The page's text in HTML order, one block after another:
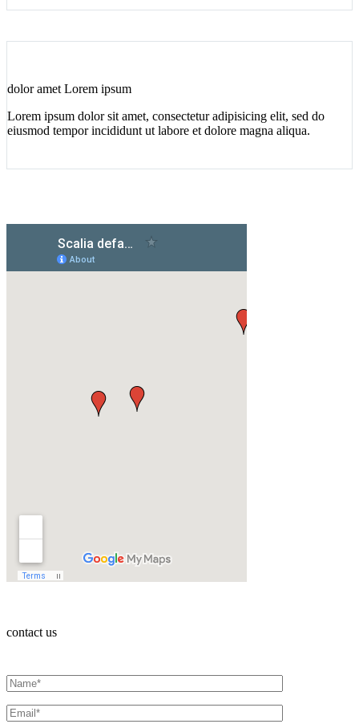
dolor amet Lorem ipsum
Lorem ipsum dolor sit amet, consectetur adipisicing elit, sed do
eiusmod tempor incididunt ut labore et dolore magna aliqua.
contact us